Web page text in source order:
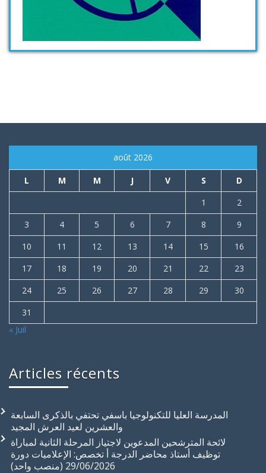
août 2026
L M M J V S
D
1
2
3
4 5 6 7 8
9
10
11 12 13 14 15
16
17
18 19 20 21 22
23
24
25 26 27 28 29
30
31
« Juil
Articles récents
المدرسة العليا للتكنولوجيا باسفي تحتفي بالذكرى السابعة
والعشرين لعيد العرش المجيد
لائحة المترشحين المدعوين لاجتياز المرحلة الثانية لمباراة
توظيف أستاذ محاضر الدرجة أ تخصص: الإعلاميات دورة
29/06/2026 (منصب واحد)